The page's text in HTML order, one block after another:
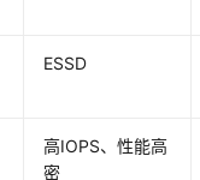
ESSD
高IOPS、性能高
密